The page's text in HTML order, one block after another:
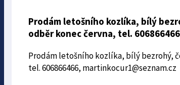
Prodám letošního kozlíka, bílý
odběr konec června, tel.
Prodám letošního kozlíka, bílý bezrohý,
tel. 606866466, martinkocur1@seznam.cz